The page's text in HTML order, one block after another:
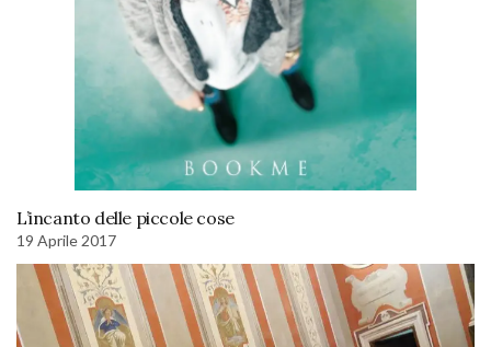
L’incanto delle piccole cose
19 Aprile 2017